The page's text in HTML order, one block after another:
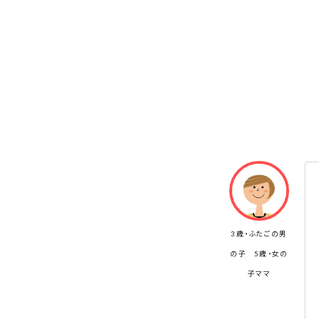
3歳・ふたごの男
の子 5歳・女の
子ママ